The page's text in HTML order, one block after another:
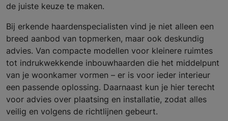
de juiste keuze te maken.
Bij erkende haardenspecialisten vind je niet alleen een
breed aanbod van topmerken, maar ook deskundig
advies. Van compacte modellen voor kleinere ruimtes
tot indrukwekkende inbouwhaarden die het middelpunt
van je woonkamer vormen – er is voor ieder interieur
een passende oplossing. Daarnaast kun je hier terecht
voor advies over plaatsing en installatie, zodat alles
veilig en volgens de richtlijnen gebeurt.